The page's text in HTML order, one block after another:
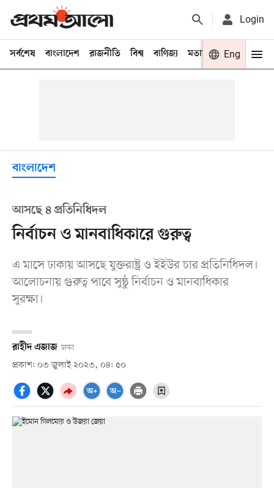
Login
সর্বশেষ বাংলাদেশ রাজনীতি বিশ্ব বাণিজ্য মতামত খেলা
Eng
বাংলাদেশ
আসছে ৪ প্রতিনিধিদল
নির্বাচন ও মানবাধিকারে গুরুত্ব
এ মাসে ঢাকায় আসছে যুক্তরাষ্ট্র ও ইইউর চার প্রতিনিধিদল।
আলোচনায় গুরুত্ব পাবে সুষ্ঠু নির্বাচন ও মানবাধিকার
সুরক্ষা।
রাহীদ এজাজ ঢাকা
প্রকাশ: ০৩ জুলাই ২০২৩, ০৪: ৫০